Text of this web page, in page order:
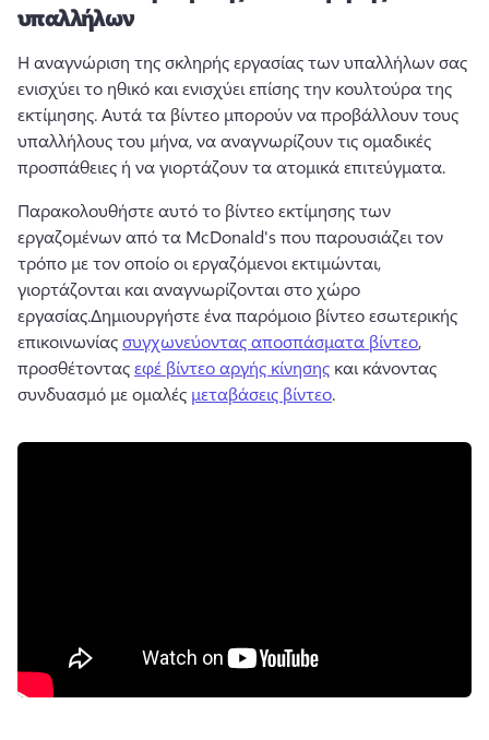
υπαλλήλων
Η αναγνώριση της σκληρής εργασίας των υπαλλήλων σας
ενισχύει το ηθικό και ενισχύει επίσης την κουλτούρα της
εκτίμησης. Αυτά τα βίντεο μπορούν να προβάλλουν τους
υπαλλήλους του μήνα, να αναγνωρίζουν τις ομαδικές
προσπάθειες ή να γιορτάζουν τα ατομικά επιτεύγματα.
Παρακολουθήστε αυτό το βίντεο εκτίμησης των
εργαζομένων από τα McDonald's που παρουσιάζει τον
τρόπο με τον οποίο οι εργαζόμενοι εκτιμώνται,
γιορτάζονται και αναγνωρίζονται στο χώρο
εργασίας.Δημιουργήστε ένα παρόμοιο βίντεο εσωτερικής
επικοινωνίας συγχωνεύοντας αποσπάσματα βίντεο,
προσθέτοντας εφέ βίντεο αργής κίνησης και κάνοντας
συνδυασμό με ομαλές μεταβάσεις βίντεο.